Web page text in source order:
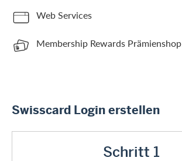
Web Services
Membership Rewards Prämienshop
Swisscard Login erstellen
Schritt 1